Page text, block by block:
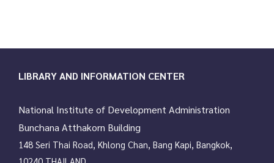
LIBRARY AND INFORMATION CENTER
National Institute of Development Administration
Bunchana Atthakorn Building
148 Seri Thai Road, Khlong Chan, Bang Kapi, Bangkok,